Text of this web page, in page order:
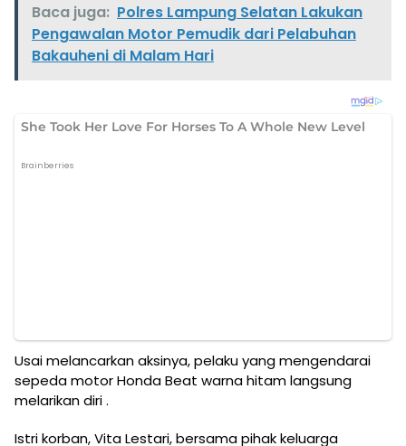
Baca juga: Polres Lampung Selatan Lakukan
Pengawalan Motor Pemudik dari Pelabuhan
Bakauheni di Malam Hari
Usai melancarkan aksinya, pelaku yang mengendarai
sepeda motor Honda Beat warna hitam langsung
melarikan diri .
Istri korban, Vita Lestari, bersama pihak keluarga